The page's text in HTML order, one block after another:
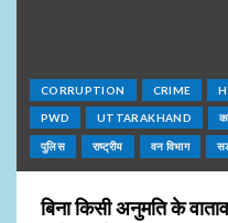
CORRUPTION CRIME
PWD UTTARAKHAND
पुलिस राष्ट्रीय वन विभाग
बिना किसी अनुमति के